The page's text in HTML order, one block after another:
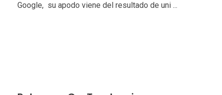
Google, su apodo viene del resultado de uni ...